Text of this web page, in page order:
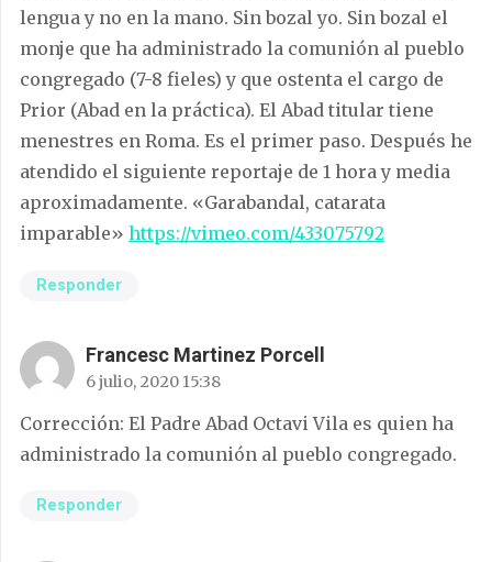
lengua y no en la mano. Sin bozal yo. Sin bozal el
monje que ha administrado la comunión al pueblo
congregado (7-8 fieles) y que ostenta el cargo de
Prior (Abad en la práctica). El Abad titular tiene
menestres en Roma. Es el primer paso. Después he
atendido el siguiente reportaje de 1 hora y media
aproximadamente. «Garabandal, catarata
imparable» https://vimeo.com/433075792
Responder
Francesc Martinez Porcell
6 julio, 2020 15:38
Corrección: El Padre Abad Octavi Vila es quien ha
administrado la comunión al pueblo congregado.
Responder